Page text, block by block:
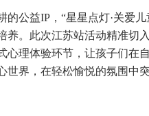
的公益IP，“星星点灯·关爱
养。此次江苏站活动精准切
心理体验环节，让孩子们在
世界，在轻松愉悦的氛围